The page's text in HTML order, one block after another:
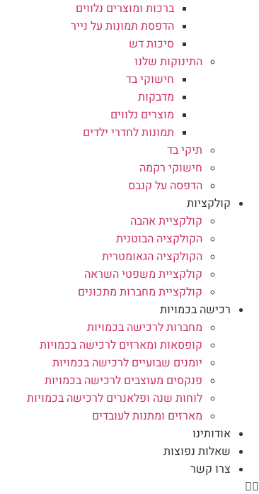
ברכות ומוצרים נלווים
הדפסת תמונות על נייר
סיכות דש
התינוקות שלנו
חישוקי בד
מדבקות
מוצרים נלווים
תמונות לחדרי ילדים
תיקי בד
חישוקי רקמה
הדפסה על קנבס
קולקציות
קולקציית אהבה
הקולקציה הבוטנית
הקולקציה הגאומטרית
קולקציית משפטי השראה
קולקציית מחברות מתכונים
רכישה בכמויות
מחברות לרכישה בכמויות
קופסאות ומארזים לרכישה בכמויות
יומנים שבועיים לרכישה בכמויות
פנקסים מעוצבים לרכישה בכמויות
לוחות שנה ופלאנרים לרכישה בכמויות
מארזים ומתנות לעובדים
אודותינו
שאלות נפוצות
צרו קשר